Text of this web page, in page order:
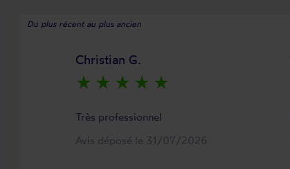
Du plus récent au plus ancien
Christian G.
star_rate star_rate star_rate star_rate star_rate
Très professionnel
Avis déposé le 31/07/2026